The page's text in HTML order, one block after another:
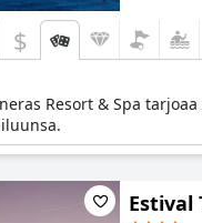
$
Resort & Spa
Estival